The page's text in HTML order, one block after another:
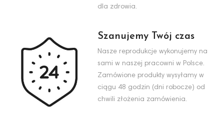
dla zdrowia.
Szanujemy Twój czas
Nasze reprodukcje wykonujemy na
sami w naszej pracowni w Polsce.
Zamówione produkty wysyłamy w
ciągu 48 godzin (dni robocze) od
chwili złożenia zamówienia.